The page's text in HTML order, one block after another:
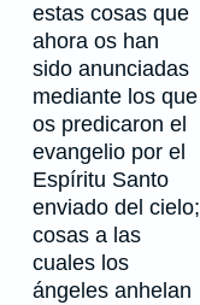
estas cosas que
ahora os han
sido anunciadas
mediante los que
os predicaron el
evangelio por el
Espíritu Santo
enviado del cielo;
cosas a las
cuales los
ángeles anhelan